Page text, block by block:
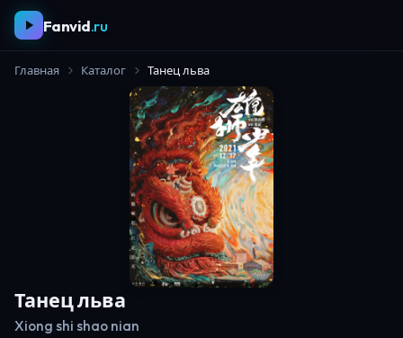
Fanvid.ru
Главная Каталог Танец льва
Танец льва
Xiong shi shao nian